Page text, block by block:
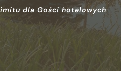
dla Gości hotelowych